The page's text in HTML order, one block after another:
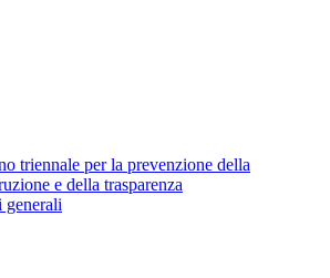
triennale per la prevenzione della
e della trasparenza
generali